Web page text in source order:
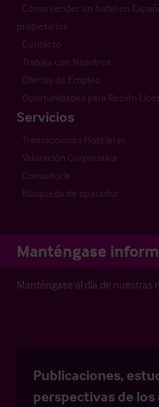
Cómo vender un hotel en
propietarios
Contacto
Trabaja con Nosotros
Ofertas de Empleo
Oportunidades para Recién
Servicios
Transacciones Hoteleras
Valoración Corporativa
Consultoría
Búsqueda de operador
Manténgase
Manténgase al día de nuestras
Publicaciones,
perspectivas de